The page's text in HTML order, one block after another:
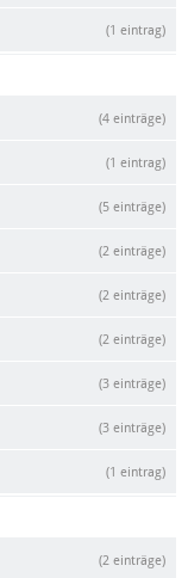
(1 eintrag)
(4 einträge)
(1 eintrag)
(5 einträge)
(2 einträge)
(2 einträge)
(2 einträge)
(3 einträge)
(3 einträge)
(1 eintrag)
(2 einträge)